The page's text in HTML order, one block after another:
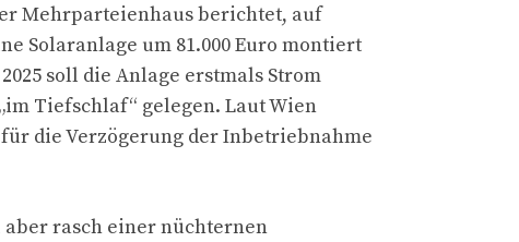
Mehrparteienhaus berichtet, auf
Solaranlage um 81.000 Euro montiert
soll die Anlage erstmals Strom
Tiefschlaf“ gelegen. Laut Wien
die Verzögerung der Inbetriebnahme
rasch einer nüchternen